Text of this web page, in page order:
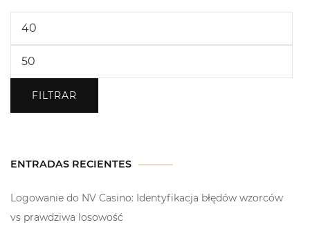
FILTRAR
ENTRADAS RECIENTES
Logowanie do NV Casino: Identyfikacja błędów wzorców
vs prawdziwa losowość